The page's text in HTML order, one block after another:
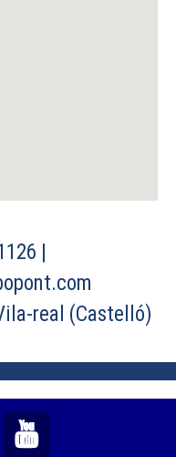
|
real (Castelló)